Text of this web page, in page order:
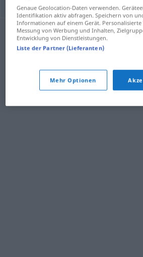
Genaue Geolocation-Daten verwenden.
Identifikation aktiv abfragen. Speichern von
Informationen auf einem Gerät.
Messung von Werbung und Inhalten,
Entwicklung von Dienstleistungen.
Liste der Partner (Lieferanten)
Mehr Optionen